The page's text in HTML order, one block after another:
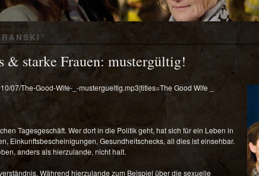
”
& starke Frauen: mustergültig!
07/The-Good-Wife-_-mustergueltig.mp3|titles=The Good Wife _
Tagesgeschäft. Wer dort in die Politik geht, hat sich für ein Leben in
Einkunftsbescheinigungen, Gesundheitschecks, all dies ist einsehbar.
anders als hierzulande, nicht halt.
Während hierzulande zum Beispiel über die sexuelle